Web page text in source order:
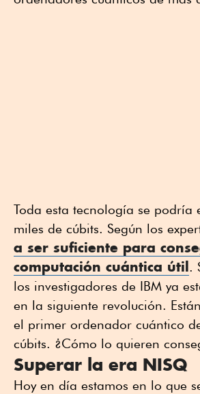
Toda esta tecnología se podría
miles de cúbits. Según los
a ser suficiente para
computación cuántica útil.
los investigadores de IBM ya
en la siguiente revolución.
el primer ordenador cuántico
cúbits. ¿Cómo lo quieren
Superar la era NISQ
Hoy en día estamos en lo que